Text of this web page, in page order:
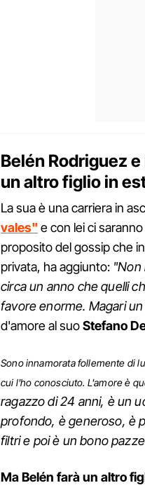
Belén Rodriguez
un altro figlio in
La sua è una carriera in
vales" e con lei ci
proposito del gossip che
privata, ha aggiunto: "Non
circa un anno che quelli
favore enorme. Magari
d'amore al suoStefano
Sono innamorata follemente di
cui l'ho conosciuto. L'amore è
ragazzo di 24 anni, è un
profondo, è generoso, è
filtri e poi è un bono
Ma Belén farà un altro